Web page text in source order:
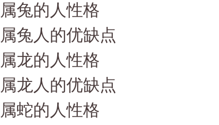
属兔的人性格
属兔人的优缺点
属龙的人性格
属龙人的优缺点
属蛇的人性格